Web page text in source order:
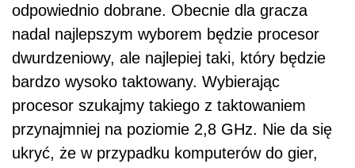
odpowiednio dobrane. Obecnie dla gracza
nadal najlepszym wyborem będzie procesor
dwurdzeniowy, ale najlepiej taki, który będzie
bardzo wysoko taktowany. Wybierając
procesor szukajmy takiego z taktowaniem
przynajmniej na poziomie 2,8 GHz. Nie da się
ukryć, że w przypadku komputerów do gier,